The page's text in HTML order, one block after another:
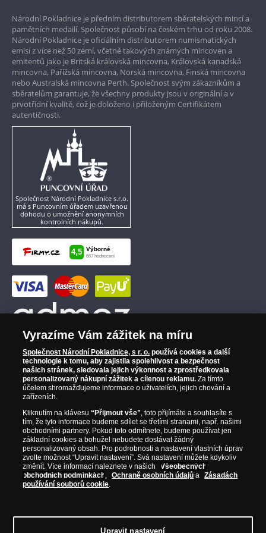
Garance nejvyšší kvality
Pouze originální produkty
Národní Pokladnice je předním distributorem sběratelských mincí a
pamětních medailí. Společnost působí na českém trhu od roku 2008.
Národní Pokladnice je oficiálním distributorem numismatických
emisí z více než 50 zemí, včetně takových známých mincoven a
emitentů jako je Britská královská mincovna, Královská kanadská
mincovna, Pařížská mincovna, Norská mincovna, Finská mincovna
nebo Australská mincovna Perth. Společnost svým zákazníkům a
sběratelům garantuje, že všechny produkty jsou v originální a v
prvotřídní kvalitě, což je doloženo i přiloženým Certifikátem
autentičnosti.
Společnost Národní Pokladnice s.r.o.
má s Puncovním úřadem uzavřenou
dohodu o umožnění anonymních
kontrolních nákupů.
Tel.: 810 100 500E-mail: info@narodnipokladnice.cz, www.narodnipokladnice.cz;
Vyrazíme Vám zážitek na míru
Společnost Národní Pokladnice, s r. o. používá cookies a další
technologie k tomu, aby zajistila spolehlivost a bezpečnost
našich stránek, sledovala jejich výkonnost a zprostředkovala
personalizovaný nákupní zážitek a cílenou reklamu. Za tímto
účelem shromažďujeme informace o uživatelích, jejich chování a
zařízeních.
Kliknutím na klávesu“Přijmout vše”, toto přijímáte a souhlasíte s
tím, že tyto informace budeme sdílet se třetími stranami, např. našimi
obchodními partnery. Pokud toto odmítnete, budeme používat jen
základní cookies a bohužel nebudete dostávat žádný
personalizovaný obsah. Pro podrobnosti a nastavení vlastních úprav
zvolte možnost “Upravit nastavení”. Svá nastavení můžete kdykoliv
změnit. Více informací naleznete v našich
Všeobecných
obchodních podmínkách , Ochraně osobních údajů a
Zásadách
používání souborů cookie.
Upravit nastavení